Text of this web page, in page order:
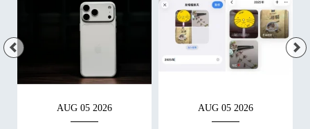
AUG 05 2026 AUG 05 2026